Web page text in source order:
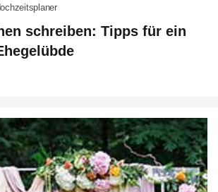
schreiben: Tipps für ein